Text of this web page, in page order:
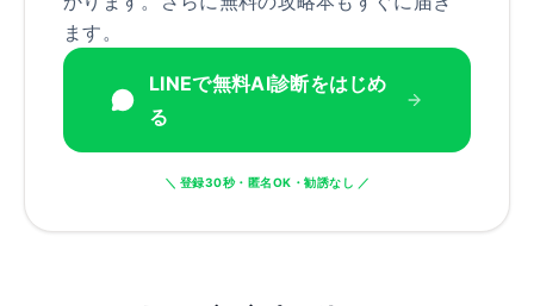
ます。
LINEで無料AI診断をはじめ
る
＼ 登録30秒・匿名OK・勧誘なし ／